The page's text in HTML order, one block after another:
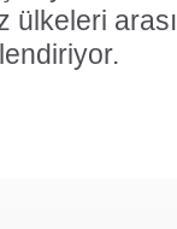
ülkeleri